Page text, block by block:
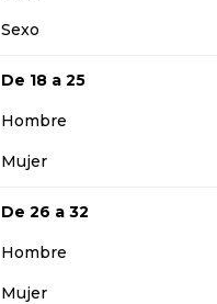
Sexo
De 18 a 25
Hombre
Mujer
De 26 a 32
Hombre
Mujer